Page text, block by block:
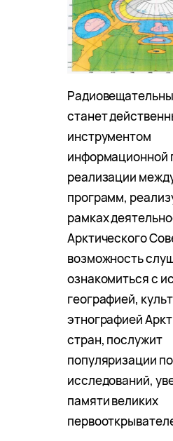
станет
инструментом
информационной
реализации
программ,
рамках
Арктического
возможность
ознакомиться с
географией,
этнографией
стран, послужит
популяризации
исследований,
памяти великих